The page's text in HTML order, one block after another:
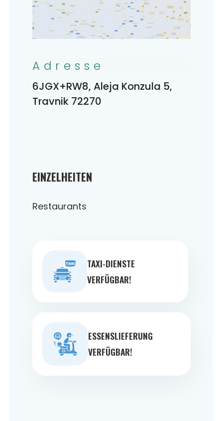
EINZELHEITEN
Restaurants
TAXI-DIENSTE
VERFÜGBAR!
ESSENSLIEFERUNG
VERFÜGBAR!
Adresse
6JGX+RW8, Aleja Konzula 5,
Travnik 72270